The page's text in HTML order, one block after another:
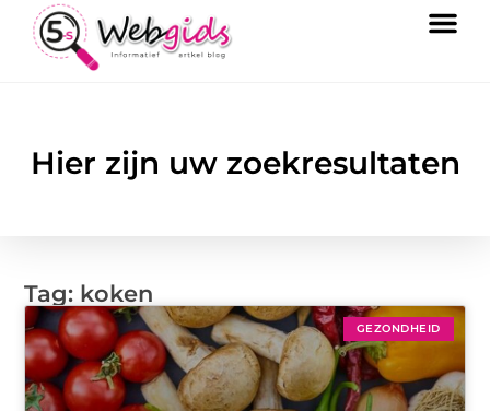
Hier zijn uw zoekresultaten
Tag: koken
GEZONDHEID